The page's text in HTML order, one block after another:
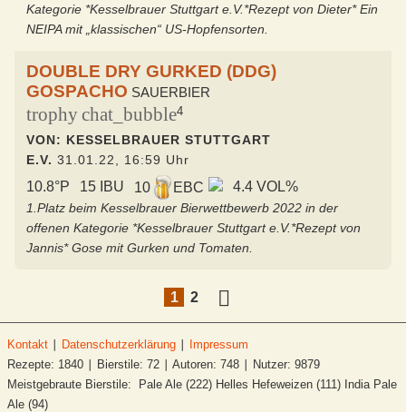
Kategorie *Kesselbrauer Stuttgart e.V.*Rezept von Dieter* Ein
NEIPA mit „klassischen“ US-Hopfensorten.
DOUBLE DRY GURKED (DDG)
GOSPACHO SAUERBIER
trophychat_bubble4
VON: KESSELBRAUER STUTTGART
E.V. 31.01.22, 16:59 Uhr
10.8°P 15 IBU 10 EBC 4.4 VOL%
1.Platz beim Kesselbrauer Bierwettbewerb 2022 in der
offenen Kategorie *Kesselbrauer Stuttgart e.V.*Rezept von
Jannis* Gose mit Gurken und Tomaten.
1 2
Kontakt ∣ Datenschutzerklärung ∣ Impressum
Rezepte: 1840 ∣ Bierstile: 72 ∣ Autoren: 748 ∣ Nutzer: 9879
Meistgebraute Bierstile: Pale Ale (222) Helles Hefeweizen (111) India Pale
Ale (94)